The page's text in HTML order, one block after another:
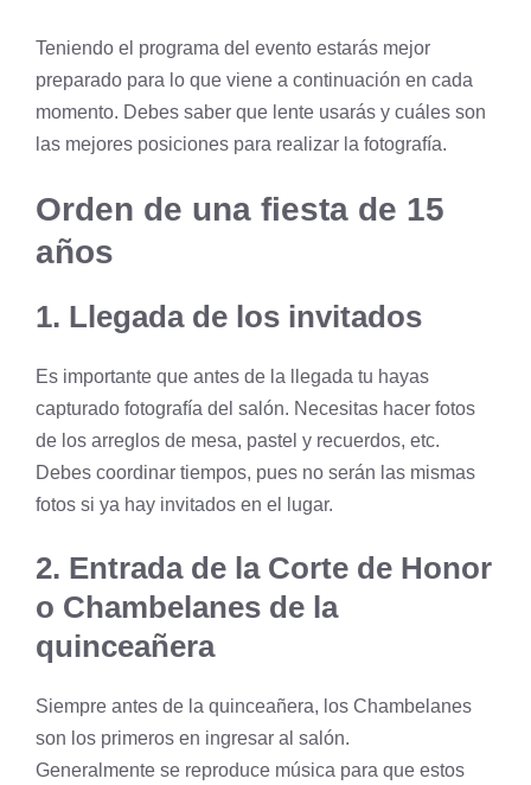
Teniendo el programa del evento estarás mejor
preparado para lo que viene a continuación en cada
momento. Debes saber que lente usarás y cuáles son
las mejores posiciones para realizar la fotografía.
Orden de una fiesta de 15
años
1. Llegada de los invitados
Es importante que antes de la llegada tu hayas
capturado fotografía del salón. Necesitas hacer fotos
de los arreglos de mesa, pastel y recuerdos, etc.
Debes coordinar tiempos, pues no serán las mismas
fotos si ya hay invitados en el lugar.
2. Entrada de la Corte de Honor
o Chambelanes de la
quinceañera
Siempre antes de la quinceañera, los Chambelanes
son los primeros en ingresar al salón.
Generalmente se reproduce música para que estos